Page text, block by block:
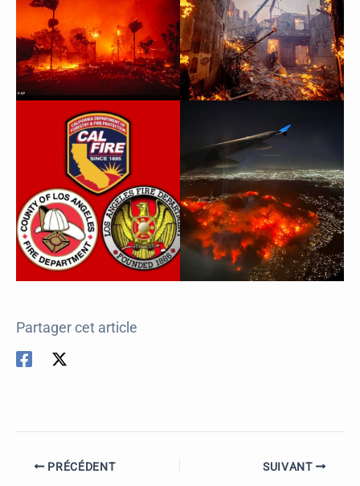
Partager cet article
PRÉCÉDENT SUIVANT